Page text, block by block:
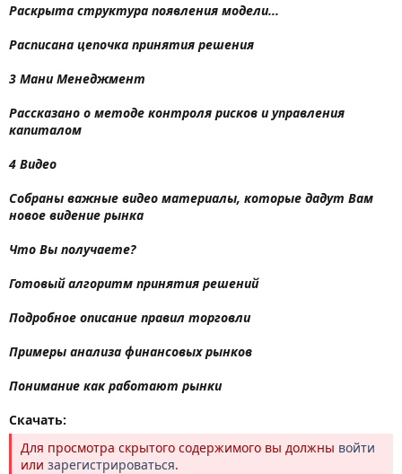
Раскрыта структура появления модели...
Расписана цепочка принятия решения
3 Мани Менеджмент
Рассказано о методе контроля рисков и управления
капиталом
4 Видео
Собраны важные видео материалы, которые дадут Вам
новое видение рынка
Что Вы получаете?
Готовый алгоритм принятия решений
Подробное описание правил торговли
Примеры анализа финансовых рынков
Понимание как работают рынки
Скачать:
Для просмотра скрытого содержимого вы должны войти
или зарегистрироваться.